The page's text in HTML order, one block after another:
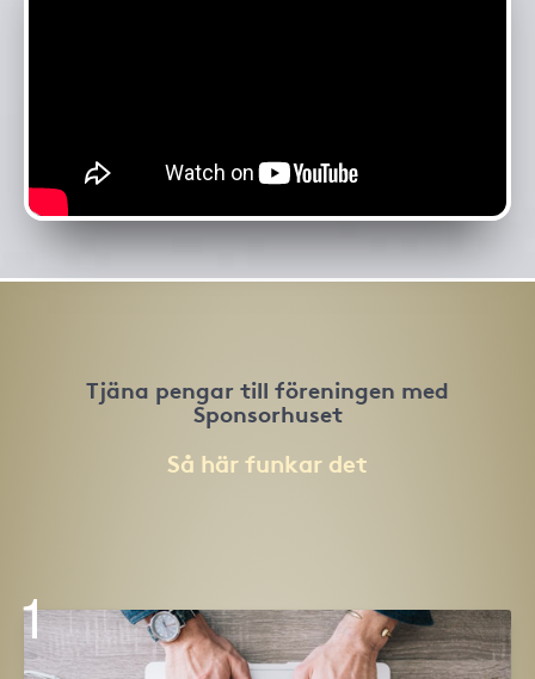
Tjäna pengar till föreningen med
Sponsorhuset
Så här funkar det
1